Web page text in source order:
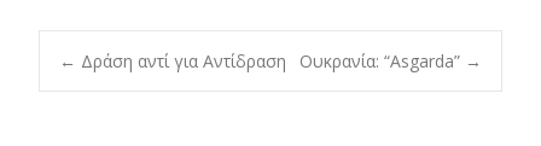
Post
← Δράση αντί για Αντίδραση Ουκρανία: “Asgarda” →